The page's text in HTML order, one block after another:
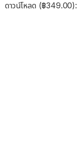
ดาวน์โหลด (฿349.00):